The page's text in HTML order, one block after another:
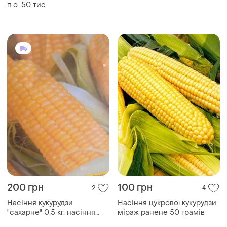
п.о. 50 тис.
200 грн 2
Насіння кукурудзи
"сахарне" 0,5 кг. насіння
100 грн 4
Насіння цукрової кукурудзи
міраж ранене 50 грамів